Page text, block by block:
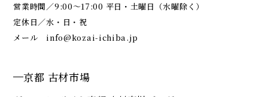
営業時間／9:00～17:00 平日・土曜日（水曜除く）
定休日／水・日・祝
メール info@kozai-ichiba.jp
京都 古材市場